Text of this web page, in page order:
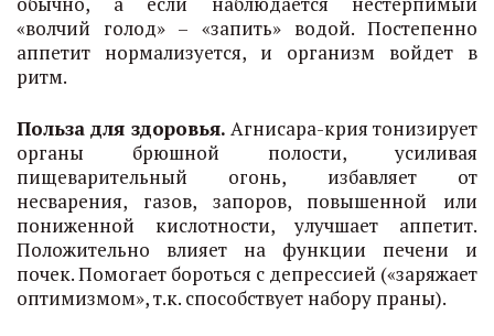
«волчий голод» – «запить» водой. Постепенно
аппетит нормализуется, и организм войдет в
ритм.
Польза для здоровья. Агнисара-крия тонизирует
органы брюшной полости, усиливая
пищеварительный огонь, избавляет от
несварения, газов, запоров, повышенной или
пониженной кислотности, улучшает аппетит.
Положительно влияет на функции печени и
почек. Помогает бороться с депрессией («заряжает
оптимизмом», т.к. способствует набору праны).